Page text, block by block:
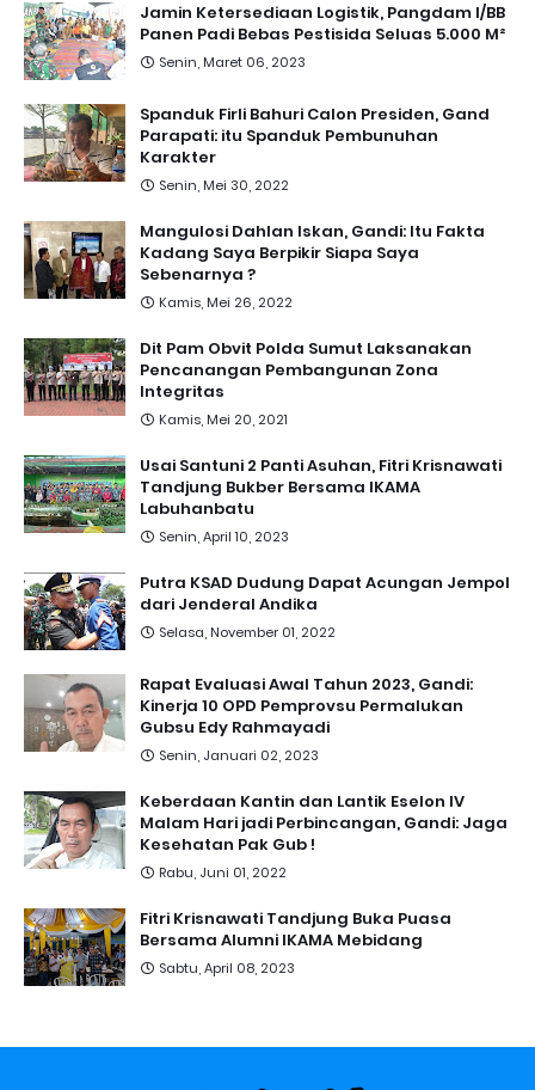
Jamin Ketersediaan Logistik, Pangdam I/BB
Panen Padi Bebas Pestisida Seluas 5.000 M²
Senin, Maret 06, 2023
Spanduk Firli Bahuri Calon Presiden, Gand
Parapati: itu Spanduk Pembunuhan
Karakter
Senin, Mei 30, 2022
Mangulosi Dahlan Iskan, Gandi: Itu Fakta
Kadang Saya Berpikir Siapa Saya
Sebenarnya ?
Kamis, Mei 26, 2022
Dit Pam Obvit Polda Sumut Laksanakan
Pencanangan Pembangunan Zona
Integritas
Kamis, Mei 20, 2021
Usai Santuni 2 Panti Asuhan, Fitri Krisnawati
Tandjung Bukber Bersama IKAMA
Labuhanbatu
Senin, April 10, 2023
Putra KSAD Dudung Dapat Acungan Jempol
dari Jenderal Andika
Selasa, November 01, 2022
Rapat Evaluasi Awal Tahun 2023, Gandi:
Kinerja 10 OPD Pemprovsu Permalukan
Gubsu Edy Rahmayadi
Senin, Januari 02, 2023
Keberdaan Kantin dan Lantik Eselon IV
Malam Hari jadi Perbincangan, Gandi: Jaga
Kesehatan Pak Gub !
Rabu, Juni 01, 2022
Fitri Krisnawati Tandjung Buka Puasa
Bersama Alumni IKAMA Mebidang
Sabtu, April 08, 2023